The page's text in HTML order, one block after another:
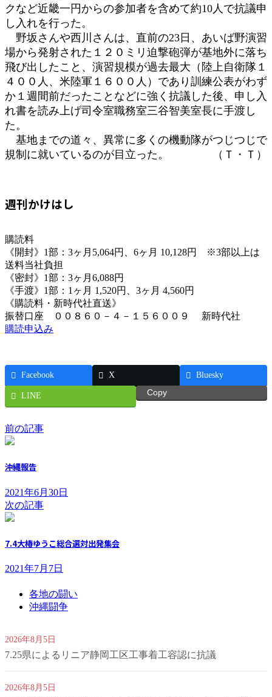
クなど近畿一円からの参加者を含めて約10人で抗議申
し入れを行った。
野坂さんや西川さんは、直前の23日、あいば野演習
場から発射された１２０ミリ迫撃砲弾が基地外に落ち
飛び出したこと、演習規模が過去最大（陸上自衛隊１
４００人、米陸軍１６００人）であり訓練公表がわず
か１週間前だったことなどに強く抗議した後、申し入
れ書を読み上げ司令室職務室三谷智美室長に手渡し
た。
基地までの道々、異常に多くの機動隊がつじつじで
規制に就いているのが目立った。 （Ｔ・Ｔ）
週刊かけはし
購読料
《開封》1部：3ヶ月5,064円、6ヶ月 10,128円 ※3部以上は
送料当社負担
《密封》1部：3ヶ月6,088円
《手渡》1部：1ヶ月 1,520円、3ヶ月 4,560円
《購読料・新時代社直送》
振替口座 ００８６０－４－１５６００９ 新時代社
購読申込み
Facebook X Bluesky
LINE Copy
前の記事
沖縄報告
2021年6月30日
次の記事
7.4大椿ゆうこ総合選対出発集会
2021年7月7日
各地の闘い
沖縄闘争
2026年8月5日
7.25県によるリニア静岡工区工事着工容認に抗議
2026年8月5日